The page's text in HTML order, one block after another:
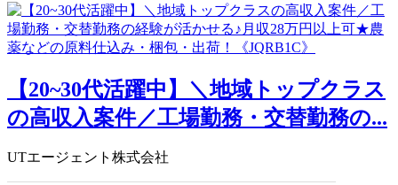
【20~30代活躍中】＼地域トップクラス
の高収入案件／工場勤務・交替勤務の...
UTエージェント株式会社